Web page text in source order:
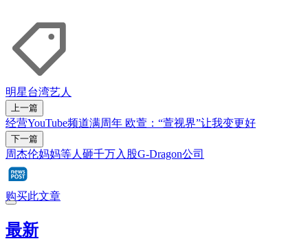
明星台湾艺人
上一篇
经营YouTube频道满周年 欧萱：“萱视界”让我变更好
下一篇
周杰伦妈妈等人砸千万入股G-Dragon公司
购买此文章
最新